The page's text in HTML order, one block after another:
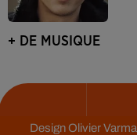
+ DE MUSIQUE
DesignOlivier Varma